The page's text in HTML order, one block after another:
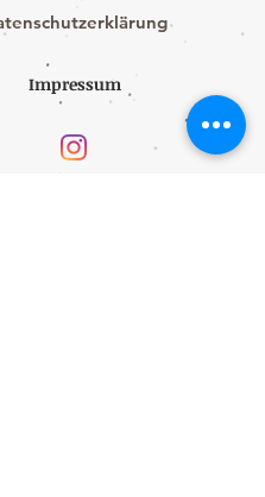
Impressum